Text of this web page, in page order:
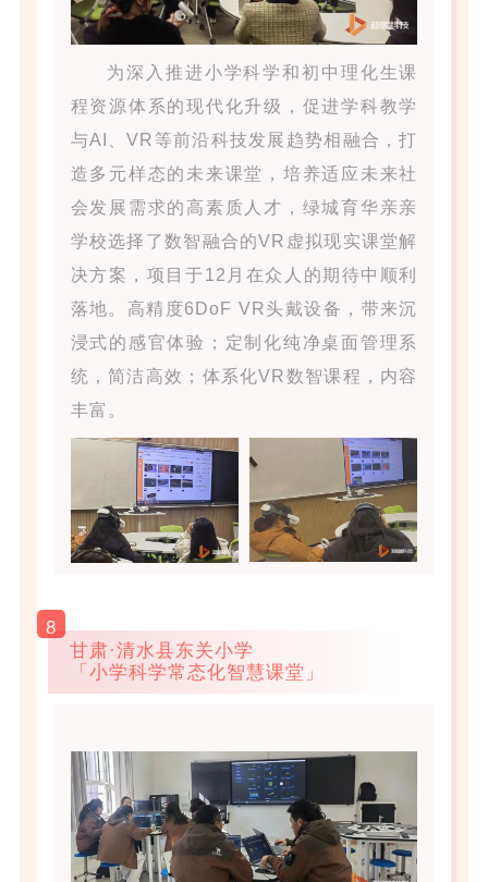
为深入推进小学科学和初中理化生课
程资源体系的现代化升级，促进学科教学
与AI、VR等前沿科技发展趋势相融合，打
造多元样态的未来课堂，培养适应未来社
会发展需求的高素质人才，绿城育华亲亲
学校选择了数智融合的VR虚拟现实课堂解
决方案，项目于12月在众人的期待中顺利
落地。高精度6DoF VR头戴设备，带来沉
浸式的感官体验；定制化纯净桌面管理系
统，简洁高效；体系化VR数智课程，内容
丰富。
8
甘肃·清水县东关小学
「小学科学常态化智慧课堂」